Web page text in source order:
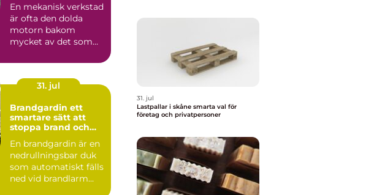
En mekanisk verkstad
är ofta den dolda
motorn bakom
mycket av det som
Maskiner ...
31. jul
Brandgardin ett
smartare sätt att
stoppa brand och
En brandgardin är en
nedrullningsbar duk
som automatiskt fälls
ned vid brandlarm
31. jul
Lastpallar i skåne smarta val för
företag och privatpersoner